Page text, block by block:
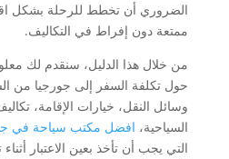
الضروري أن تخطط للرحلة بشكل
ممتعة دون إفراط في التكاليف.
من خلال هذا الدليل، سنقدم لك
حول تكلفة السفر إلى جورجيا من
وسائل النقل، خيارات الإقامة،
السياحية، افضل مكتب سياحة في
التي يجب أن تأخذ بعين الاعتبار